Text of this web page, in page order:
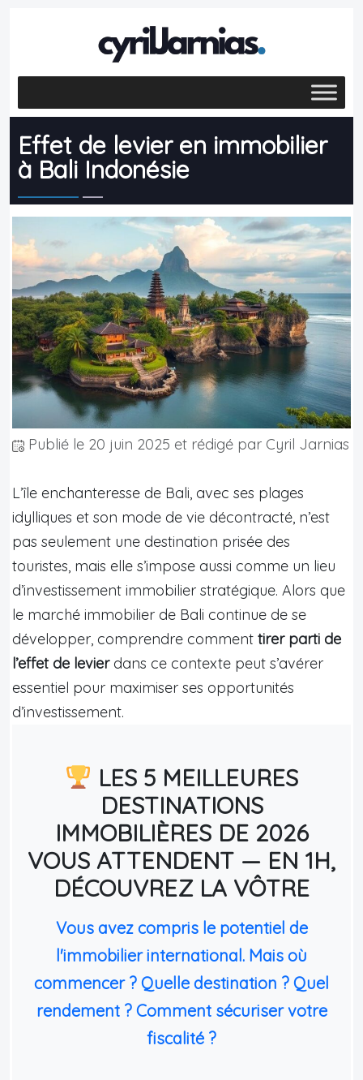
Effet de levier en immobilier
à Bali Indonésie
Publié le 20 juin 2025 et rédigé par Cyril Jarnias
L’île enchanteresse de Bali, avec ses plages
idylliques et son mode de vie décontracté, n’est
pas seulement une destination prisée des
touristes, mais elle s’impose aussi comme un lieu
d’investissement immobilier stratégique. Alors que
le marché immobilier de Bali continue de se
développer, comprendre comment tirer parti de
l’effet de levierdans ce contexte peut s’avérer
essentiel pour maximiser ses opportunités
d’investissement.
LES 5 MEILLEURES
DESTINATIONS
IMMOBILIÈRES DE 2026
VOUS ATTENDENT — EN 1H,
DÉCOUVREZ LA VÔTRE
Vous avez compris le potentiel de
l'immobilier international. Mais où
commencer ? Quelle destination ? Quel
rendement ? Comment sécuriser votre
fiscalité ?